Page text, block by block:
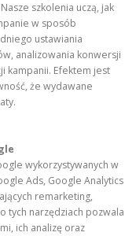
szkolenia uczą, jak
w sposób
ustawiania
analizowania konwersji
kampanii. Efektem jest
że wydawane
wykorzystywanych w
Ads, Google Analytics
remarketing,
tych narzędziach pozwala
ich analizę oraz